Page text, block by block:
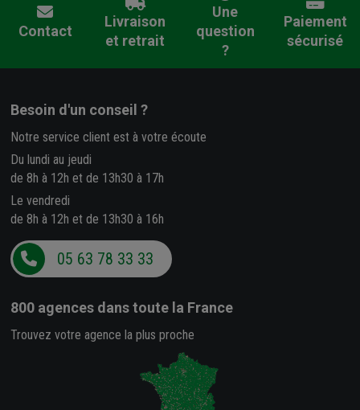
Contact
Livraison
et retrait
Une
question
?
Paiement
sécurisé
Besoin d'un conseil ?
Notre service client est à votre écoute
Du lundi au jeudi
de 8h à 12h et de 13h30 à 17h
Le vendredi
de 8h à 12h et de 13h30 à 16h
05 63 78 33 33
800 agences dans toute la France
Trouvez votre agence la plus proche